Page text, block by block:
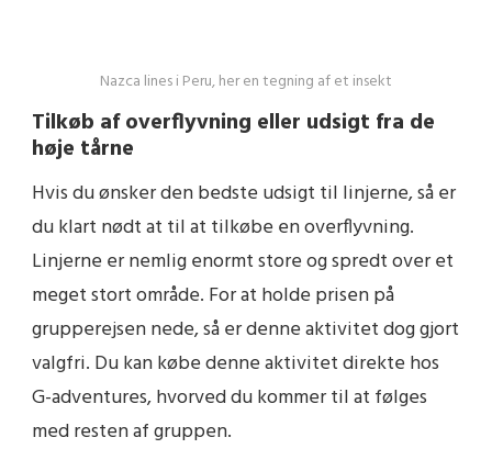
Nazca lines i Peru, her en tegning af et insekt
Tilkøb af overflyvning eller udsigt fra de
høje tårne
Hvis du ønsker den bedste udsigt til linjerne, så er
du klart nødt at til at tilkøbe en overflyvning.
Linjerne er nemlig enormt store og spredt over et
meget stort område. For at holde prisen på
grupperejsen nede, så er denne aktivitet dog gjort
valgfri. Du kan købe denne aktivitet direkte hos
G-adventures, hvorved du kommer til at følges
med resten af gruppen.